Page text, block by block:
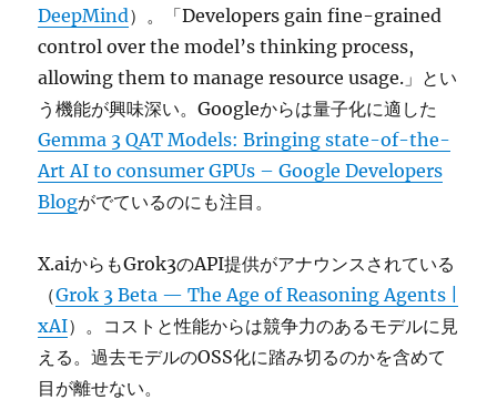
DeepMind）。「Developers gain fine-grained
control over the model’s thinking process,
allowing them to manage resource usage.」とい
う機能が興味深い。Googleからは量子化に適した
Gemma 3 QAT Models: Bringing state-of-the-
Art AI to consumer GPUs – Google Developers
Blogがでているのにも注目。
X.aiからもGrok3のAPI提供がアナウンスされている
（Grok 3 Beta — The Age of Reasoning Agents |
xAI）。コストと性能からは競争力のあるモデルに見
える。過去モデルのOSS化に踏み切るのかを含めて
目が離せない。